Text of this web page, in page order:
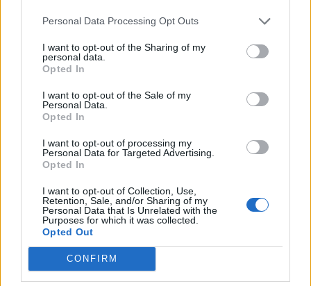
Personal Data Processing Opt Outs
I want to opt-out of the Sharing of my
personal data.
Opted In
I want to opt-out of the Sale of my
Personal Data.
Opted In
I want to opt-out of processing my
Personal Data for Targeted Advertising.
Opted In
I want to opt-out of Collection, Use,
Retention, Sale, and/or Sharing of my
Personal Data that Is Unrelated with the
Purposes for which it was collected.
Opted Out
CONFIRM
Sutinku su taisyklėmis
reCAPTCHA and the Google